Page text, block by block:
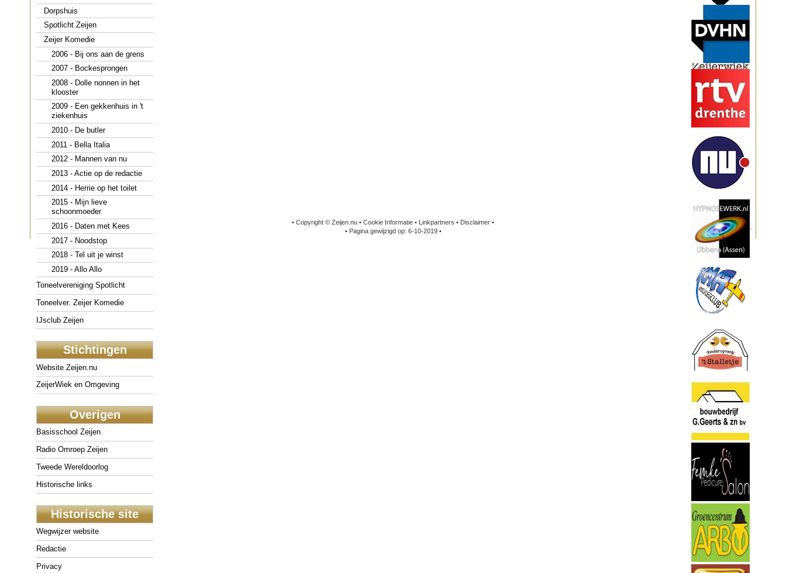
Dorpshuis
Spotlicht Zeijen
Zeijer Komedie
2006 - Bij ons aan de grens
2007 - Bockesprongen
2008 - Dolle nonnen in het
klooster
2009 - Een gekkenhuis in 't
ziekenhuis
2010 - De butler
2011 - Bella Italia
2012 - Mannen van nu
2013 - Actie op de redactie
2014 - Herrie op het toilet
2015 - Mijn lieve
schoonmoeder
2016 - Daten met Kees
2017 - Noodstop
2018 - Tel uit je winst
2019 - Allo Allo
Toneelvereniging Spotlicht
Toneelver. Zeijer Komedie
IJsclub Zeijen
Stichtingen
Website Zeijen.nu
ZeijerWiek en Omgeving
Overigen
Basisschool Zeijen
Radio Omroep Zeijen
Tweede Wereldoorlog
Historische links
Historische site
Wegwijzer website
Redactie
Privacy
• Copyright © Zeijen.nu • Cookie Informatie • Linkpartners • Disclaimer •
• Pagina gewijzigd op: 6-10-2019 •